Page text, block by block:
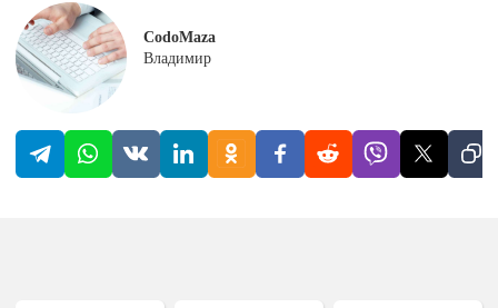
CodoMaza
Владимир